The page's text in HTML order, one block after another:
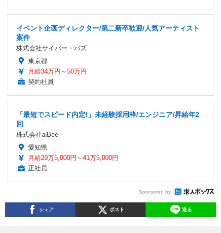
イベント企画ディレクター/第二新卒歓迎/人気アーティスト
案件
株式会社サイバー・バズ
東京都
月給34万円～50万円
契約社員
「最短でスピード内定!」未経験採用枠/エンジニア/昇給年2
回
株式会社alBee
愛知県
月給29万5,000円～41万5,000円
正社員
Sponsored by
シェア ポスト 送る